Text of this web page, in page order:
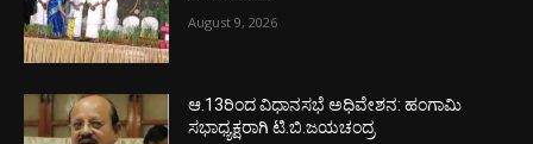
August 9, 2026
ಆ.13ರಿಂದ ವಿಧಾನಸಭೆ ಅಧಿವೇಶನ: ಹಂಗಾಮಿ
ಸಭಾಧ್ಯಕ್ಷರಾಗಿ ಟಿ.ಬಿ.ಜಯಚಂದ್ರ